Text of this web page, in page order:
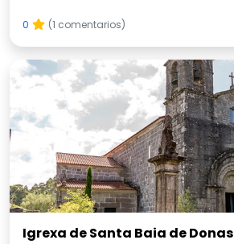
0 (1 comentarios)
Igrexa de Santa Baia de Donas